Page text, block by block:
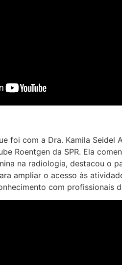
foi com a Dra. Kamila Seidel
Roentgen da SPR. Ela
na radiologia, destacou o
ampliar o acesso às
com profissionais